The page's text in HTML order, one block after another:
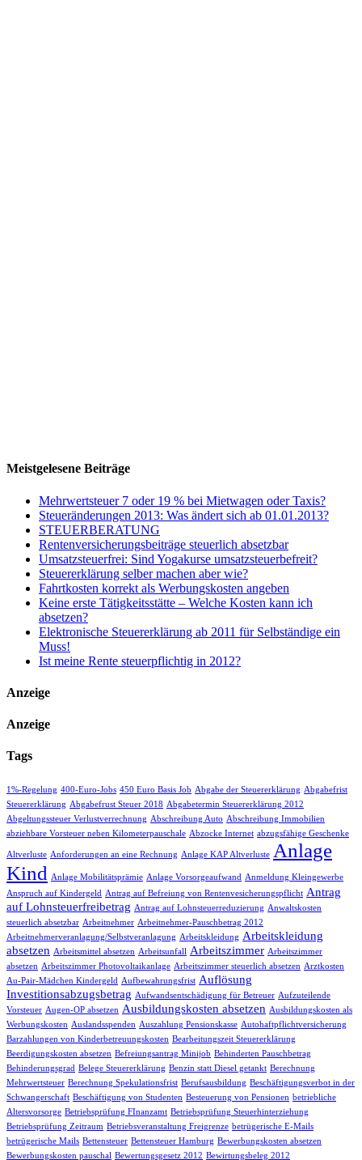
Meistgelesene Beiträge
Mehrwertsteuer 7 oder 19 % bei Mietwagen oder Taxis?
Steueränderungen 2013: Was ändert sich ab 01.01.2013?
STEUERBERATUNG
Rentenversicherungsbeiträge steuerlich absetzbar
Umsatzsteuerfrei: Sind Yogakurse umsatzsteuerbefreit?
Steuererklärung selber machen aber wie?
Fahrtkosten korrekt als Werbungskosten angeben
Keine erste Tätigkeitsstätte – Welche Kosten kann ich
absetzen?
Elektronische Steuererklärung ab 2011 für Selbständige ein
Muss!
Ist meine Rente steuerpflichtig in 2012?
Anzeige
Anzeige
Tags
1%-Regelung 400-Euro-Jobs 450 Euro Basis Job Abgabe der Steuererklärung Abgabefrist
Steuererklärung Abgabefrust Steuer 2018 Abgabetermin Steuererklärung 2012
Abgeltungssteuer Verlustverrechnung Abschreibung Auto Abschreibung Immobilien
abziehbare Vorsteuer neben Kilometerpauschale Abzocke Internet abzugsfähige Geschenke
Altverluste Anforderungen an eine Rechnung Anlage KAP Altverluste Anlage
Kind
Anlage Mobilitätsprämie Anlage Vorsorgeaufwand
Anmeldung Kleingewerbe
Anspruch auf Kindergeld
Antrag auf Befreiung von Rentenvesicherungspflicht Antrag
auf Lohnsteuerfreibetrag Antrag auf Lohnsteuerreduzierung Anwaltskosten
steuerlich absetzbar Arbeitnehmer Arbeitnehmer-Pauschbetrag 2012
Arbeitnehmerveranlagung/Selbstveranlagung Arbeitskleidung Arbeitskleidung
absetzen Arbeitsmittel absetzen Arbeitsunfall Arbeitszimmer Arbeitszimmer
absetzen Arbeitszimmer Photovoltaikanlage Arbeitszimmer steuerlich absetzen Arztkosten
Au-Pair-Mädchen Kindergeld
Aufbewahrungsfrist Auflösung
Investitionsabzugsbetrag Aufwandsentschädigung für Betreuer Aufzuteilende
Vorsteuer Augen-OP absetzen Ausbildungskosten absetzen Ausbildungskosten als
Werbungskosten Auslandsspenden Auszahlung Pensionskasse Autohaftpflichtversicherung
Barzahlungen von Kinderbetreuungskosten Bearbeitungszeit Steuererklärung
Beerdigungskosten absetzen Befreiungsantrag Minijob Behinderten Pauschbetrag
Behinderungsgrad Belege Steuererklärung Benzin statt Diesel getankt Berechnung
Mehrwertsteuer Berechnung Spekulationsfrist Berufsausbildung Beschäftigungsverbot in der
Schwangerschaft Beschäftigung von Studenten Besteuerung von Pensionen betriebliche
Altersvorsorge Betriebsprüfung FInanzamt Betriebsprüfung Steuerhinterziehung
Betriebsprüfung Zeitraum Betriebsveranstaltung Freigrenze betrügerische E-Mails
betrügerische Mails Bettensteuer Bettensteuer Hamburg Bewerbungskosten absetzen
Bewerbungskosten pauschal Bewertungsgesetz 2012 Bewirtungsbeleg 2012